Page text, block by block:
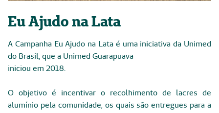
Eu Ajudo na Lata
A Campanha Eu Ajudo na Lata é uma iniciativa da Unimed
do Brasil, que a Unimed Guarapuava
iniciou em 2018.
O objetivo é incentivar o recolhimento de lacres de
alumínio pela comunidade, os quais são entregues para a